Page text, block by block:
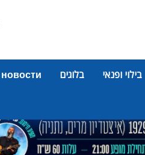
בילוי ופנאי בלוגים новости